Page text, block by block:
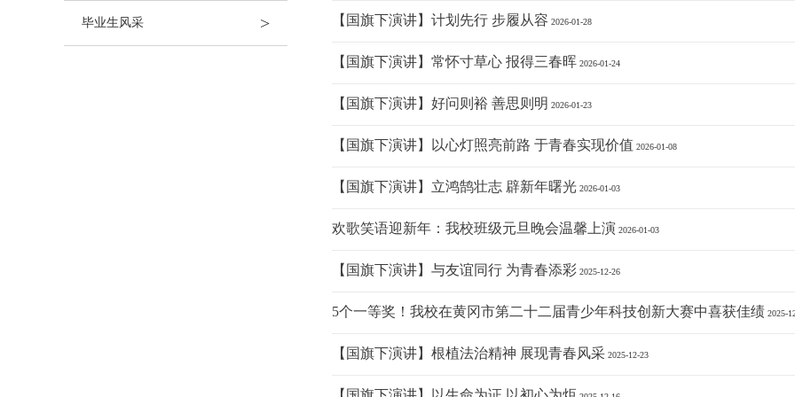
毕业生风采 > 【国旗下演讲】计划先行 步履从容 2026-01-28
【国旗下演讲】常怀寸草心 报得三春晖 2026-01-24
【国旗下演讲】好问则裕 善思则明 2026-01-23
【国旗下演讲】以心灯照亮前路 于青春实现价值 2026-01-08
【国旗下演讲】立鸿鹄壮志 辟新年曙光 2026-01-03
欢歌笑语迎新年：我校班级元旦晚会温馨上演 2026-01-03
【国旗下演讲】与友谊同行 为青春添彩 2025-12-26
5个一等奖！我校在黄冈市第二十二届青少年科技创新大赛中喜获佳绩 2025-
【国旗下演讲】根植法治精神 展现青春风采 2025-12-23